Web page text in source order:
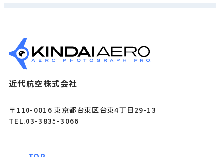
近代航空株式会社
〒110-0016 東京都台東区台東4丁目29-13
TEL.03-3835-3066